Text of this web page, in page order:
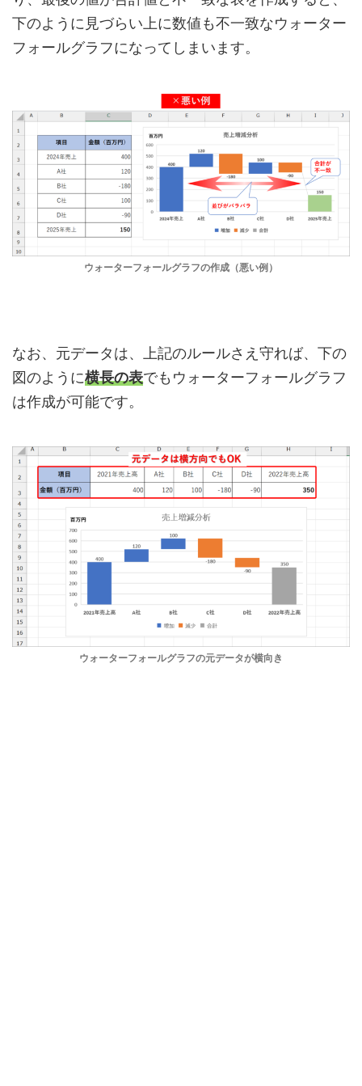
下のように見づらい上に数値も不一致なウォーター
フォールグラフになってしまいます。
ウォーターフォールグラフの作成（悪い例）
なお、元データは、上記のルールさえ守れば、下の
図のように横長の表でもウォーターフォールグラフ
は作成が可能です。
ウォーターフォールグラフの元データが横向き